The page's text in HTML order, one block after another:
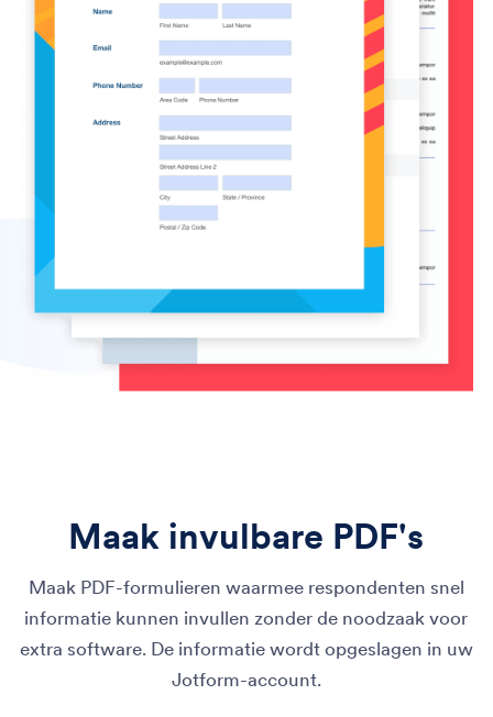
Maak invulbare PDF's
Maak PDF-formulieren waarmee respondenten snel
informatie kunnen invullen zonder de noodzaak voor
extra software. De informatie wordt opgeslagen in uw
Jotform-account.